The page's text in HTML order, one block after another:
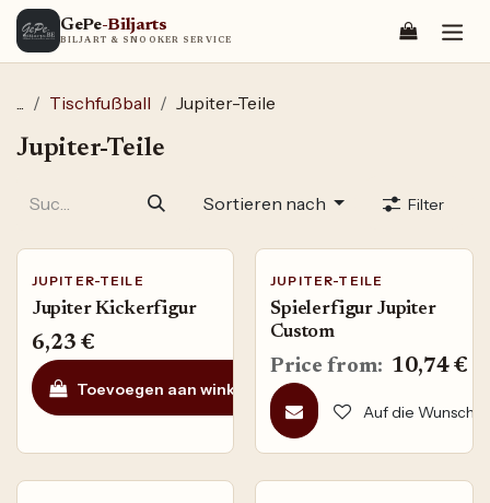
Zum Inhalt springen
GePe-Biljarts
BILJART & SNOOKER SERVICE
Tischfußball Jupiter-Teile
Jupiter-Teile
Sortieren nach Filter
JUPITER-TEILE
Jupiter Kickerfigur
6,23 €
Toevoegen aan winkelmandje
JUPITER-TEILE
Spielerfigur Jupiter
Custom
Price from: 10,74 €
Auf die